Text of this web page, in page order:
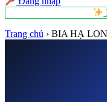
Trang chủ › BIA HẠ